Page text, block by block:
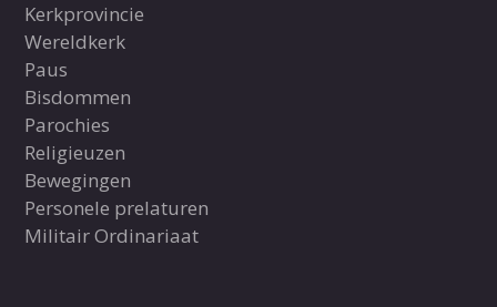
Kerkprovincie
Wereldkerk
Paus
Bisdommen
Parochies
Religieuzen
Bewegingen
Personele prelaturen
Militair Ordinariaat